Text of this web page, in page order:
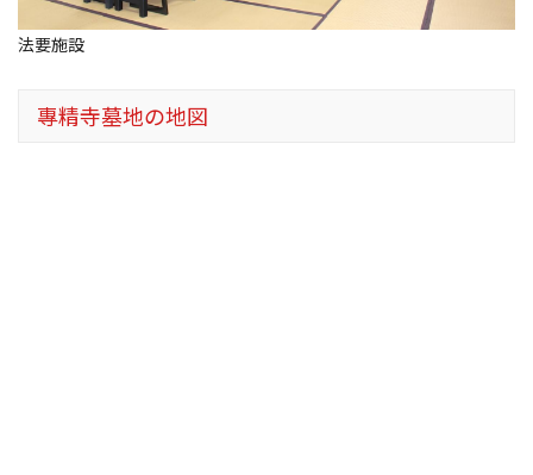
法要施設
專精寺墓地の地図